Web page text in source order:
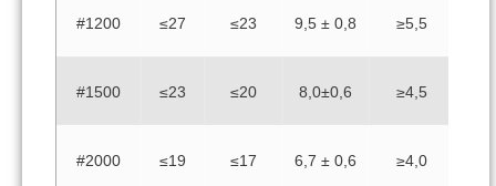
#1200 ≤27 ≤23 9,5 ± 0,8 ≥5,5
#1500 ≤23 ≤20 8,0±0,6 ≥4,5
#2000 ≤19 ≤17 6,7 ± 0,6 ≥4,0